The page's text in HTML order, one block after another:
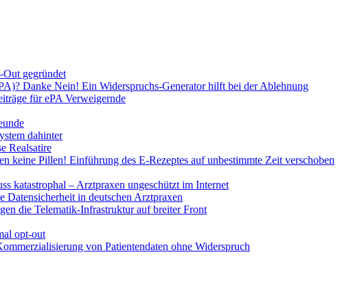
gegründet
Danke Nein! Ein Widerspruchs-Generator hilft bei der Ablehnung
für ePA Verweigernde
dahinter
Realsatire
keine Pillen! Einführung des E-Rezeptes auf unbestimmte Zeit verschoben
katastrophal – Arztpraxen ungeschützt im Internet
Datensicherheit in deutschen Arztpraxen
die Telematik-Infrastruktur auf breiter Front
opt-out
von Patientendaten ohne Widerspruch